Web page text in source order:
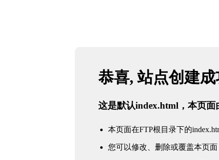
恭喜, 站点创建
这是默认index.html，本页面
本页面在FTP根目录下的
您可以修改、删除或覆盖本页面